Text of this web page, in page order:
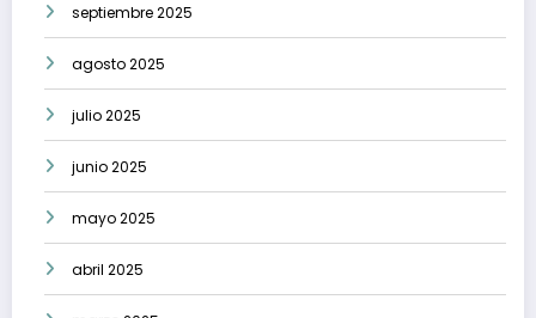
septiembre 2025
agosto 2025
julio 2025
junio 2025
mayo 2025
abril 2025